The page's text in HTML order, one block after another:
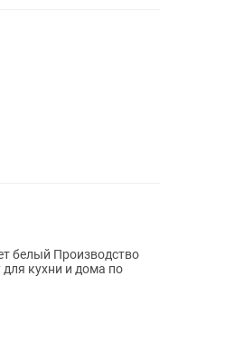
кухни и дома по